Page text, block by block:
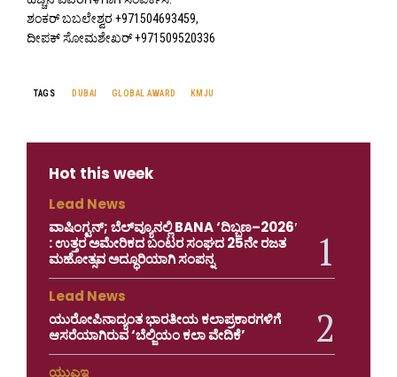
ಶಂಕರ್ ಬಬಲೇಶ್ವರ +971504693459,
ದೀಪಕ್ ಸೋಮಶೇಖರ್ +971509520336
TAGS DUBAI GLOBAL AWARD KMJU
Hot this week
Lead News
ವಾಷಿಂಗ್ಟನ್; ಬೆಲ್‌ವ್ಯೂನಲ್ಲಿ BANA ‘ದಿಬ್ಬಣ–2026′
: ಉತ್ತರ ಅಮೇರಿಕದ ಬಂಟರ ಸಂಘದ 25ನೇ ರಜತ
ಮಹೋತ್ಸವ ಅದ್ಧೂರಿಯಾಗಿ ಸಂಪನ್ನ
Lead News
ಯುರೋಪಿನಾದ್ಯಂತ ಭಾರತೀಯ ಕಲಾಪ್ರಕಾರಗಳಿಗೆ
ಆಸರೆಯಾಗಿರುವ ‘ಬೆಲ್ಜಿಯಂ ಕಲಾ ವೇದಿಕೆ’
ಯುಎಇ